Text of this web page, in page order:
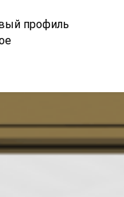
профиль